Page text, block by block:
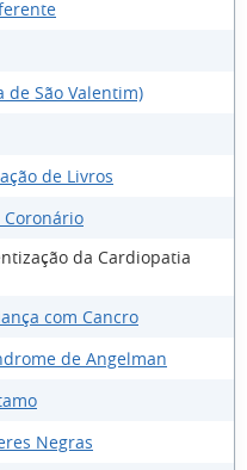
de São Valentim)
de Livros
Coronário
da Cardiopatia
com Cancro
de Angelman
Negras